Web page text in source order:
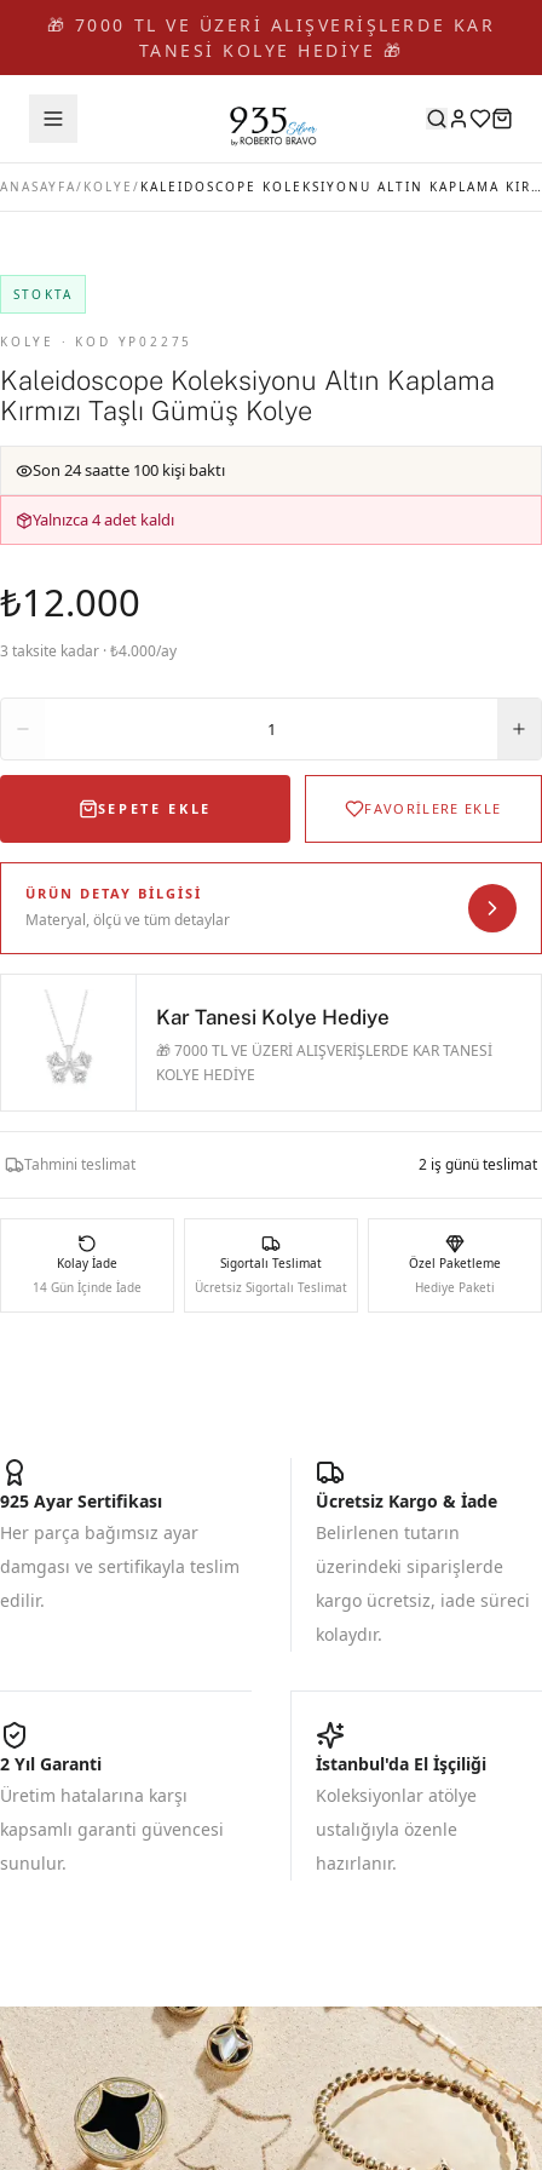
🎁 7000 TL VE ÜZERİ ALIŞVERİŞLERDE KAR
TANESİ KOLYE HEDİYE 🎁
ANASAYFA/ KOLYE / KALEIDOSCOPE KOLEKSIYONU ALTIN KAPLAMA KIRMIZI TAŞLI GÜMÜŞ KOLYE
STOKTA
KOLYE · KOD YP02275
Kaleidoscope Koleksiyonu Altın Kaplama
Kırmızı Taşlı Gümüş Kolye
Son 24 saatte 100 kişi baktı
Yalnızca 4 adet kaldı
₺12.000
3 taksite kadar · ₺4.000/ay
1
SEPETE EKLE FAVORİLERE EKLE
ÜRÜN DETAY BILGISI
Materyal, ölçü ve tüm detaylar
Kar Tanesi Kolye Hediye
🎁 7000 TL VE ÜZERİ ALIŞVERİŞLERDE KAR TANESİ
KOLYE HEDİYE
Tahmini teslimat 2 iş günü teslimat
Kolay İade
14 Gün İçinde İade
Sigortalı Teslimat
Ücretsiz Sigortalı Teslimat
Özel Paketleme
Hediye Paketi
925 Ayar Sertifikası
Her parça bağımsız ayar
damgası ve sertifikayla teslim
edilir.
Ücretsiz Kargo & İade
Belirlenen tutarın
üzerindeki siparişlerde
kargo ücretsiz, iade süreci
kolaydır.
2 Yıl Garanti
Üretim hatalarına karşı
kapsamlı garanti güvencesi
sunulur.
İstanbul'da El İşçiliği
Koleksiyonlar atölye
ustalığıyla özenle
hazırlanır.